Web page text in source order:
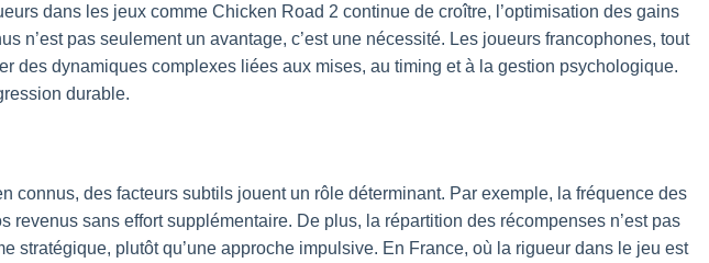
dans les jeux comme Chicken Road 2 continue de croître, l’optimisation des gains
pas seulement un avantage, c’est une nécessité. Les joueurs francophones, tout
des dynamiques complexes liées aux mises, au timing et à la gestion psychologique.
durable.
des facteurs subtils jouent un rôle déterminant. Par exemple, la fréquence des
sans effort supplémentaire. De plus, la répartition des récompenses n’est pas
plutôt qu’une approche impulsive. En France, où la rigueur dans le jeu est